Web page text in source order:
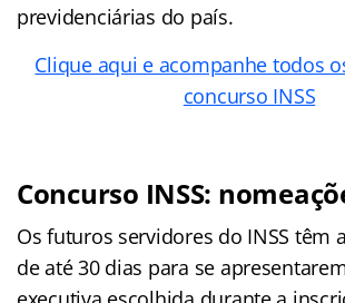
previdenciárias do país.
Clique aqui e acompanhe todos
concurso INSS
Concurso INSS:
Os futuros servidores do INSS têm
de até 30 dias para se